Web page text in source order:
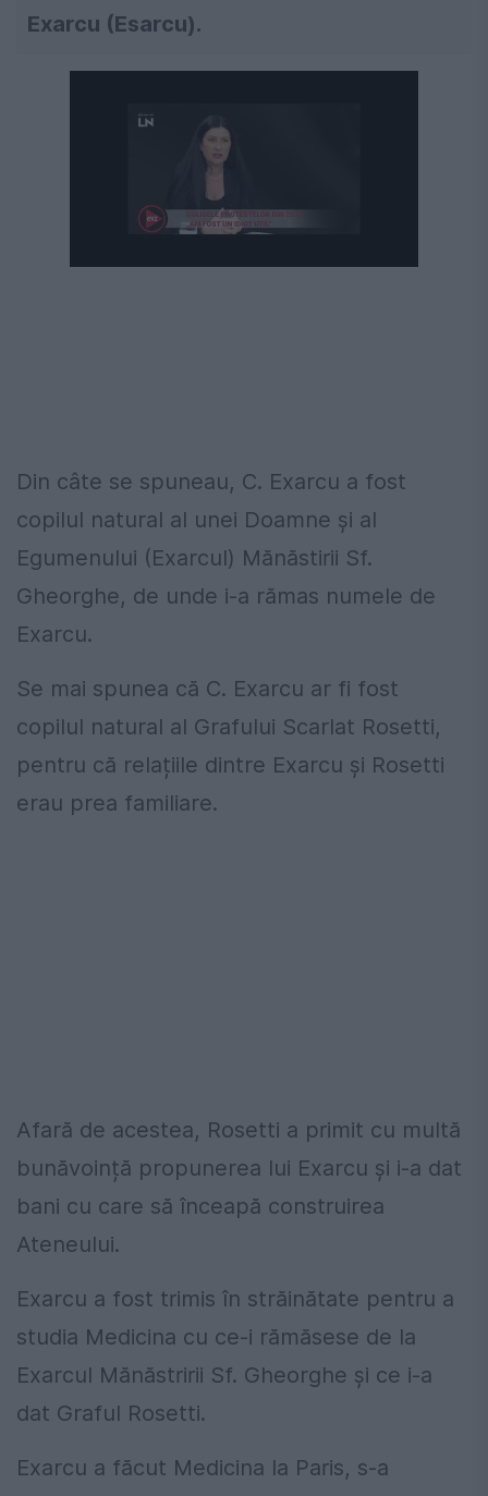
Exarcu (Esarcu).
Din câte se spuneau, C. Exarcu a fost
copilul natural al unei Doamne și al
Egumenului (Exarcul) Mănăstirii Sf.
Gheorghe, de unde i-a rămas numele de
Exarcu.
Se mai spunea că C. Exarcu ar fi fost
copilul natural al Grafului Scarlat Rosetti,
pentru că relațiile dintre Exarcu și Rosetti
erau prea familiare.
Afară de acestea, Rosetti a primit cu multă
bunăvoință propunerea lui Exarcu și i-a dat
bani cu care să înceapă construirea
Ateneului.
Exarcu a fost trimis în străinătate pentru a
studia Medicina cu ce-i rămăsese de la
Exarcul Mănăstririi Sf. Gheorghe și ce i-a
dat Graful Rosetti.
Exarcu a făcut Medicina la Paris, s-a